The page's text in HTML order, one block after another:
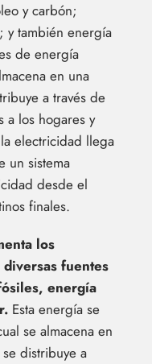
y carbón;
y también energía
de energía
en una
a través de
a los hogares y
electricidad llega
un sistema
desde el
finales.
los
fuentes
energía
Esta energía se
se almacena en
distribuye a